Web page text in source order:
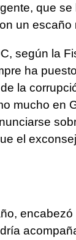
que
un escaño
según la
ha
la
mucho en
el